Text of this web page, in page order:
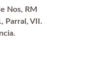
Nos, RM
Parral, VII.